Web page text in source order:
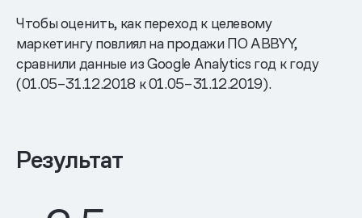
Чтобы оценить, как переход к целевому
маркетингу повлиял на продажи ПО ABBYY,
сравнили данные из Google Analytics год к году
(01.05–31.12.2018 к 01.05–31.12.2019).
Результат